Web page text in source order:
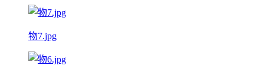
物7.jpg